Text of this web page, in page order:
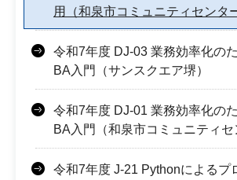
用（和泉市コミュニティセンタ
令和7年度 DJ-03 業務効率化の
BA入門（サンスクエア堺）
令和7年度 DJ-01 業務効率化の
BA入門（和泉市コミュニティセ
令和7年度 J-21 Pythonによるプ